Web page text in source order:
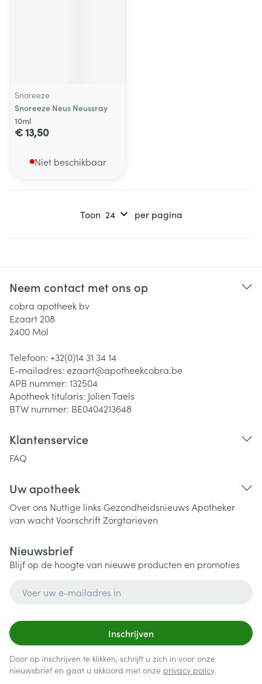
Snoreeze
Snoreeze Neus Neussray
10ml
€ 13,50
Niet beschikbaar
Toon per pagina
Neem contact met ons op
cobra apotheek bv
Ezaart 208
2400 Mol
Telefoon: +32(0)14 31 34 14
E-mailadres: ezaart@apotheekcobra.be
APB nummer: 132504
Apotheek titularis: Jolien Taels
BTW nummer: BE0404213648
Klantenservice
FAQ
Uw apotheek
Over ons Nuttige links Gezondheidsnieuws Apotheker
van wachtVoorschriftZorgtarieven
Nieuwsbrief
Blijf op de hoogte van nieuwe producten en promoties
Inschrijven
Door op inschrijven te klikken, schrijft u zich in voor onze
nieuwsbrief en gaat u akkoord met onze privacy policy.